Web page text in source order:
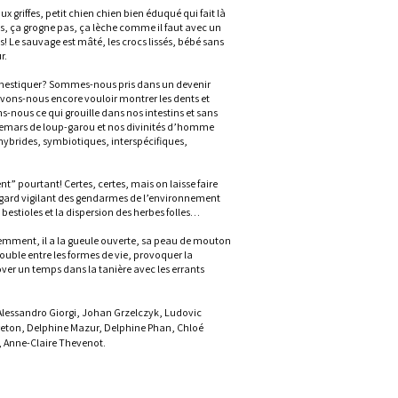
griffes, petit chien chien bien éduqué qui fait là
ça grogne pas, ça lèche comme il faut avec un
sauvage est mâté, les crocs lissés, bébé sans
Sommes-nous pris dans un devenir
nous encore vouloir montrer les dents et
nous ce qui grouille dans nos intestins et sans
de loup-garou et nos divinités d’homme
symbiotiques, interspécifiques,
pourtant! Certes, certes, mais on laisse faire
vigilant des gendarmes de l’environnement
et la dispersion des herbes folles…
il a la gueule ouverte, sa peau de mouton
entre les formes de vie, provoquer la
un temps dans la tanière avec les errants
Giorgi, Johan Grzelczyk, Ludovic
Delphine Mazur, Delphine Phan, Chloé
Anne-Claire Thevenot.